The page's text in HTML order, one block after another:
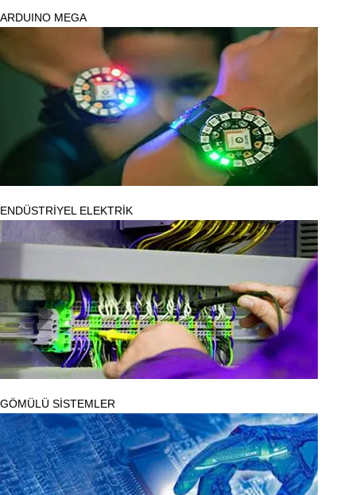
ARDUINO MEGA
ENDÜSTRİYEL ELEKTRİK
GÖMÜLÜ SİSTEMLER